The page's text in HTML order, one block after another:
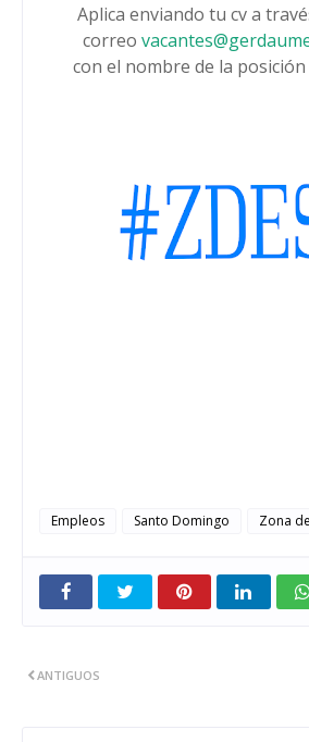
Aplica enviando tu cv a
correo
con el nombre de la
Empleos Santo Domingo Zona
ANTIGUOS